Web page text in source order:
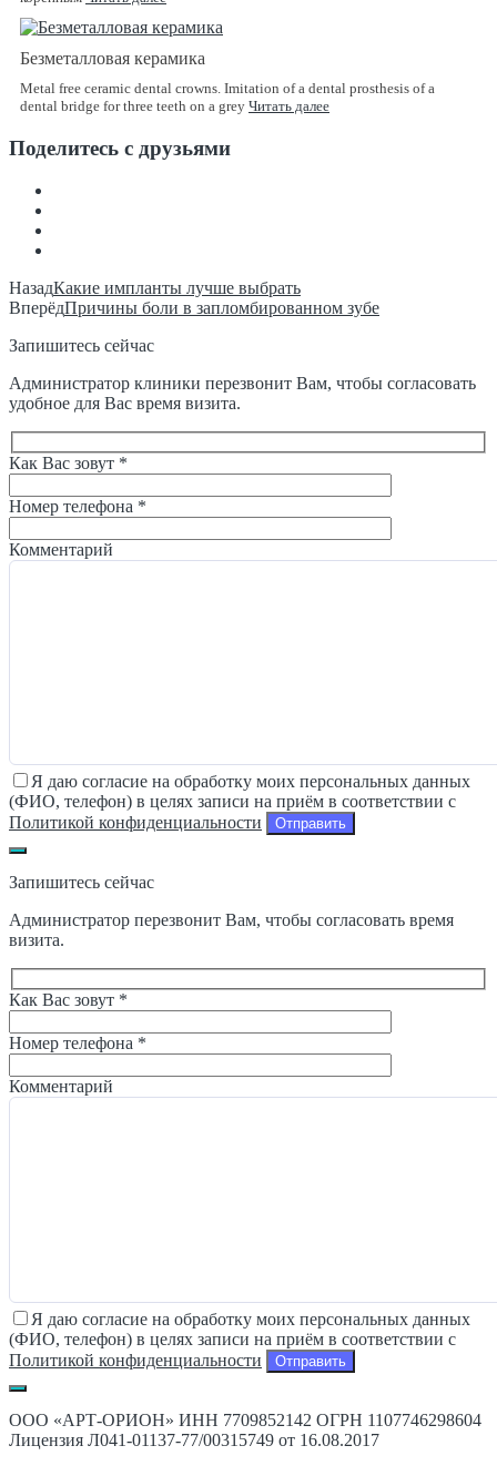
Безметалловая керамика
Metal free ceramic dental crowns. Imitation of a dental prosthesis of a
dental bridge for three teeth on a grey Читать далее
Поделитесь с друзьями
НазадКакие импланты лучше выбрать
ВперёдПричины боли в запломбированном зубе
Запишитесь сейчас
Администратор клиники перезвонит Вам, чтобы согласовать
удобное для Вас время визита.
Как Вас зовут *
Номер телефона *
Комментарий
Я даю согласие на обработку моих персональных данных
(ФИО, телефон) в целях записи на приём в соответствии с
Политикой конфиденциальности
Запишитесь сейчас
Администратор перезвонит Вам, чтобы согласовать время
визита.
Как Вас зовут *
Номер телефона *
Комментарий
Я даю согласие на обработку моих персональных данных
(ФИО, телефон) в целях записи на приём в соответствии с
Политикой конфиденциальности
ООО «АРТ-ОРИОН» ИНН 7709852142 ОГРН 1107746298604
Лицензия Л041-01137-77/00315749 от 16.08.2017